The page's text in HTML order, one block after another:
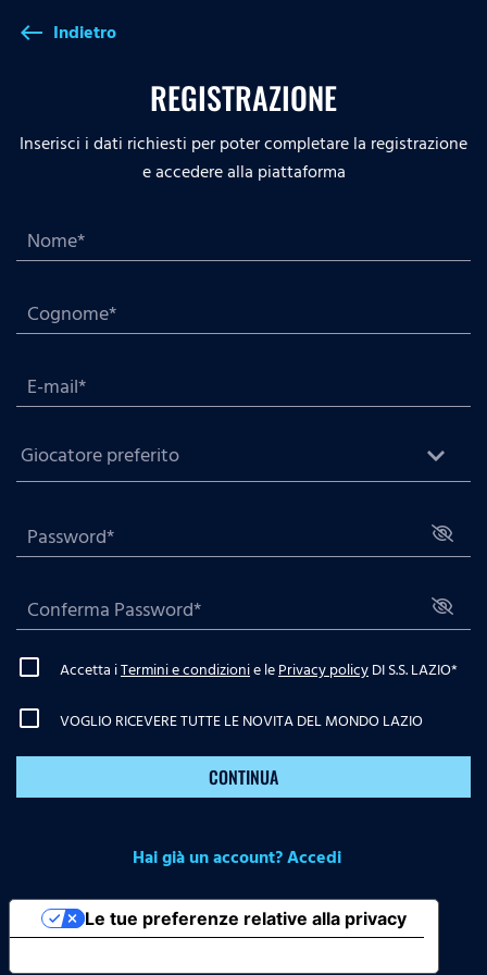
west Indietro
REGISTRAZIONE
Inserisci i dati richiesti per poter completare la registrazione
e accedere alla piattaforma
Accetta iTermini e condizionie lePrivacy policyDI S.S. LAZIO*
VOGLIO RICEVERE TUTTE LE NOVITA DEL MONDO LAZIO
CONTINUA
Hai già un account? Accedi
Le tue preferenze relative alla privacy